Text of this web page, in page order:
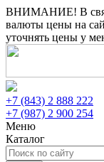
ВНИМАНИЕ! В
валюты цены на
уточнять цены у
+7 (843) 2 888 222
+7 (987) 2 900 254
Меню
Каталог